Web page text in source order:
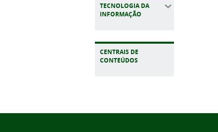
TECNOLOGIA DA
INFORMAÇÃO
CENTRAIS DE
CONTEÚDOS